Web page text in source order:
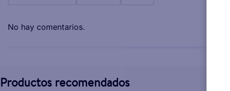
No hay comentarios.
Productos recomendados